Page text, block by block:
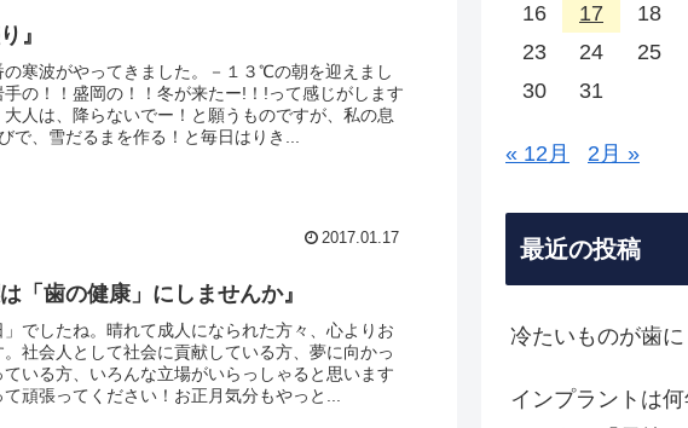
』
の寒波がやってきました。－１３℃の朝を迎えまし
の！！盛岡の！！冬が来たー!！!って感じがします
人は、降らないでー！と願うものですが、私の息
で、雪だるまを作る！と毎日はりき...
2017.01.17
「歯の健康」にしませんか』
でしたね。晴れて成人になられた方々、心よりお
社会人として社会に貢献している方、夢に向かっ
いる方、いろんな立場がいらっしゃると思います
頑張ってください！お正月気分もやっと...
16
17 18
23
24 25
30
31
« 12月 2月 »
最近の投稿
冷たいものが歯
インプラントは